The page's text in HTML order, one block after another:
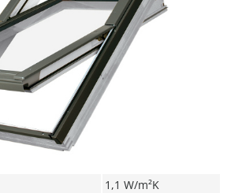
1,1 W/m²K